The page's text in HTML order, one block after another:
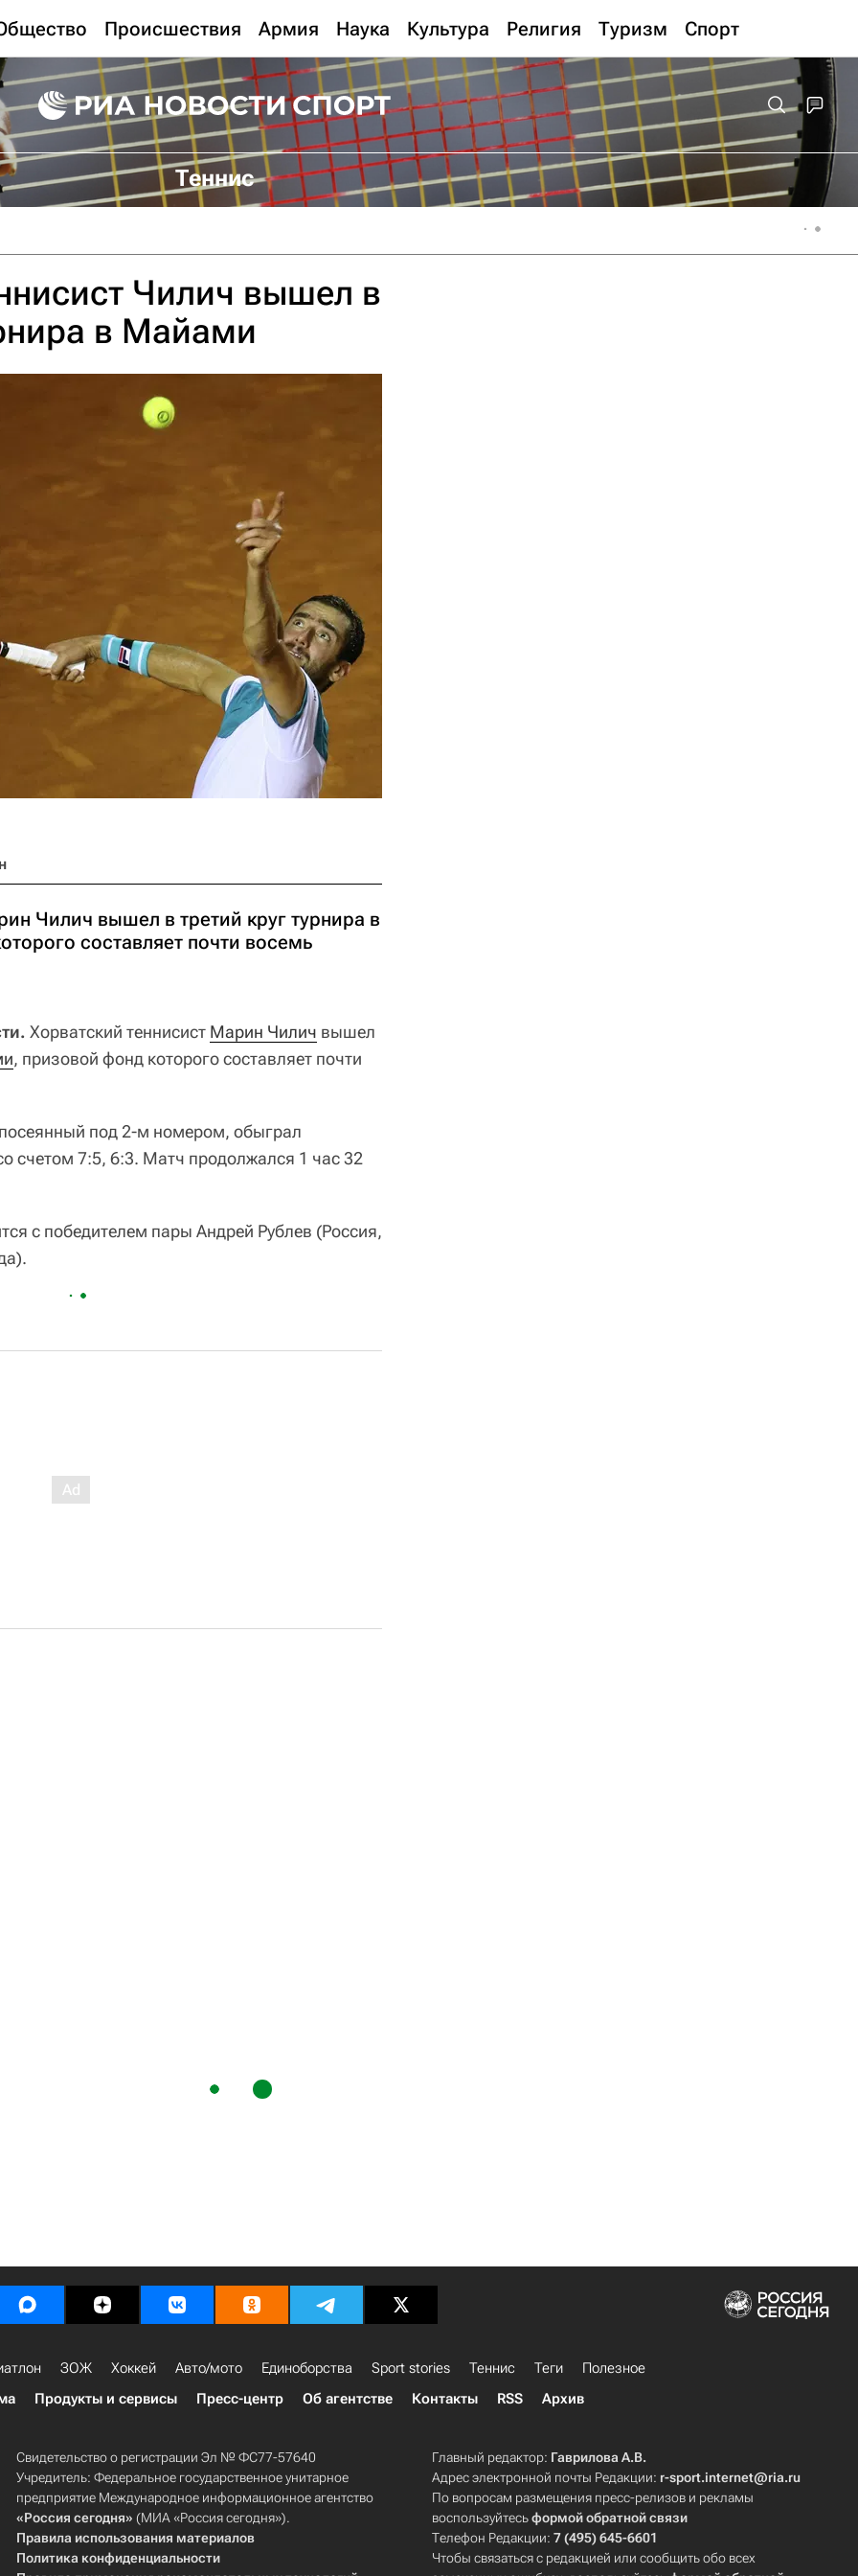
Происшествия Армия Наука Культура Религия Туризм Спорт
Теннис
Чилич вышел в
в Майами
Чилич вышел в третий круг турнира в
составляет почти восемь
Хорватский теннисист Марин Чилич вышел
, призовой фонд которого составляет почти
под 2-м номером, обыграл
счетом 7:5, 6:3. Матч продолжался 1 час 32
с победителем пары Андрей Рублев (Россия,
ЗОЖ Хоккей Авто/мото Единоборства Sport stories Теннис Теги
Полезное
Продукты и сервисы Пресс-центр Об агентстве Контакты RSS Архив
Свидетельство о регистрации Эл № ФС77-57640
Учредитель: Федеральное государственное унитарное
предприятие Международное информационное агентство
«Россия сегодня» (МИА «Россия сегодня»).
Правила использования материалов
Политика конфиденциальности
Главный редактор: Гаврилова А.В.
Адрес электронной почты Редакции: r-sport.internet@ria.ru
По вопросам размещения пресс-релизов и рекламы
воспользуйтесьформой обратной связи
Телефон Редакции:7 (495) 645-6601
Чтобы связаться с редакцией или сообщить обо всех